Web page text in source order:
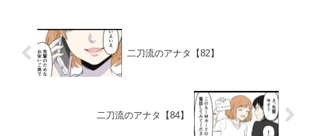
二刀流のアナタ【82】
二刀流のアナタ【84】